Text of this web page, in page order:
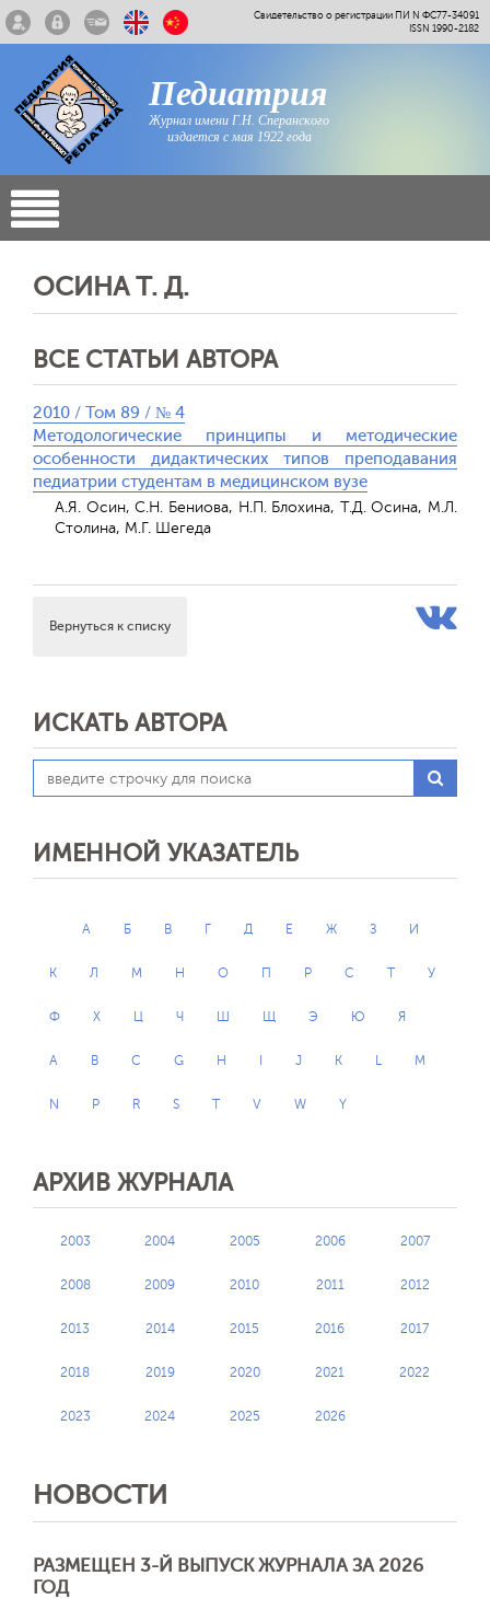
Свидетельство о регистрации ПИ N ФС77-34091
ISSN 1990-2182
Педиатрия
Журнал имени Г.Н. Сперанского
издается с мая 1922 года
ОСИНА Т. Д.
ВСЕ СТАТЬИ АВТОРА
2010 / Том 89 / № 4
Методологические принципы и методические
особенности дидактических типов преподавания
педиатрии студентам в медицинском вузе
А.Я. Осин, С.Н. Бениова, Н.П. Блохина, Т.Д. Осина, М.Л.
Столина, М.Г. Шегеда
Вернуться к списку
ИСКАТЬ АВТОРА
ИМЕННОЙ УКАЗАТЕЛЬ
А Б В Г Д Е Ж З И
К Л М Н О П Р С Т У
Ф Х Ц Ч Ш Щ Э Ю Я
A B C G H J K L M
N P R S T V W Y
АРХИВ ЖУРНАЛА
2003 2004 2005 2006 2007
2008 2009 2010 2011 2012
2013 2014 2015 2016 2017
2018 2019 2020 2021 2022
2023 2024 2025 2026
НОВОСТИ
РАЗМЕЩЕН 3-Й ВЫПУСК ЖУРНАЛА ЗА 2026
ГОД